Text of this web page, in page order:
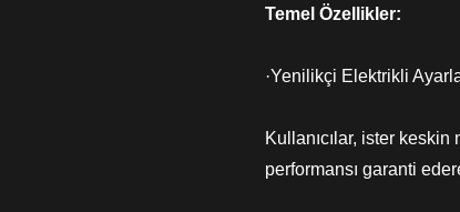
Temel Özellikler:
·Yenilikçi Elektrikli
Kullanıcılar, ister
performansı garanti